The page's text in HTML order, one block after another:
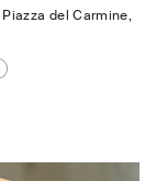
Piazza del Carmine,